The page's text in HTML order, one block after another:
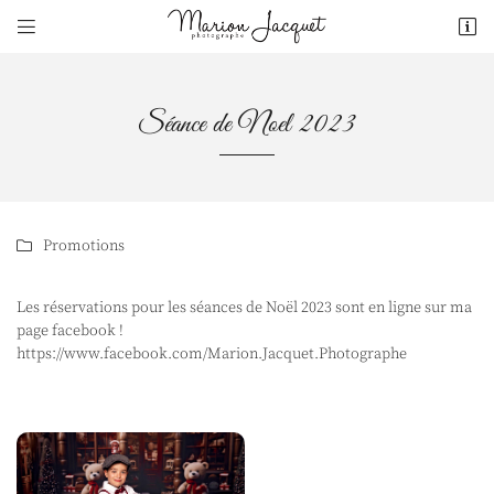
 
19, Rue Henri Boulard
 Adresse email de réception
Rafraîchir le captcha
Séance de Noel 2023
 Promotions
Les réservations pour les séances de Noël 2023 sont en ligne sur ma
page facebook !
https://www.facebook.com/Marion.Jacquet.Photographe